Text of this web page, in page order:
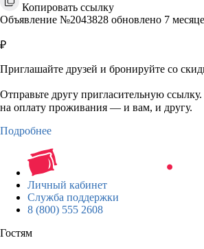
Копировать ссылку
Объявление №2043828 обновлено 7
₽
Приглашайте друзей и бронируйте со
Отправьте другу пригласительную
на оплату проживания — и вам, и другу.
Подробнее
Личный кабинет
Служба поддержки
8 (800) 555 2608
Гостям